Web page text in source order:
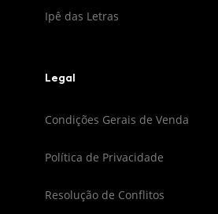
Ipê das Letras
Legal
Condições Gerais de Venda
Política de Privacidade
Resolução de Conflitos